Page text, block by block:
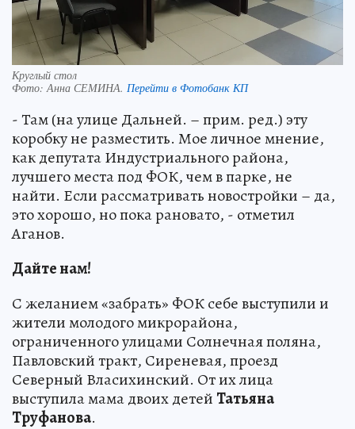
Круглый стол
Фото:Анна СЕМИНА. Перейти в Фотобанк КП
- Там (на улице Дальней. – прим. ред.) эту
коробку не разместить. Мое личное мнение,
как депутата Индустриального района,
лучшего места под ФОК, чем в парке, не
найти. Если рассматривать новостройки – да,
это хорошо, но пока рановато, - отметил
Аганов.
Дайте нам!
С желанием «забрать» ФОК себе выступили и
жители молодого микрорайона,
ограниченного улицами Солнечная поляна,
Павловский тракт, Сиреневая, проезд
Северный Власихинский. От их лица
выступила мама двоих детей Татьяна
Труфанова.